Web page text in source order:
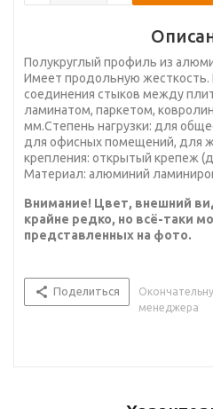
Полукруглый профиль из
Имеет продольную жесткость.
соединения стыков между
ламинатом, паркетом,
мм.Степень нагрузки: для
для офисных помещений, для
крепления: открытый крепеж
Материал: алюминий
Внимание! Цвет, внешний
крайне редко, но всё-таки
представленных на фото.
Поделиться
менеджера